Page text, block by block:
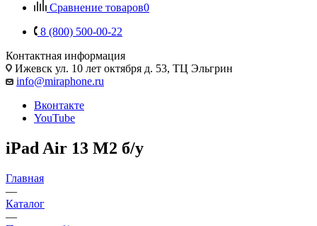
Сравнение товаров0
8 (800) 500-00-22
Контактная информация
Ижевск ул. 10 лет октября д. 53, ТЦ Эльгрин
info@miraphone.ru
Вконтакте
YouTube
iPad Air 13 M2 б/у
Главная
—
Каталог
—